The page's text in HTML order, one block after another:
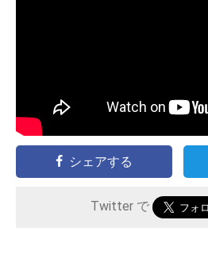
シェアする
Twitter で